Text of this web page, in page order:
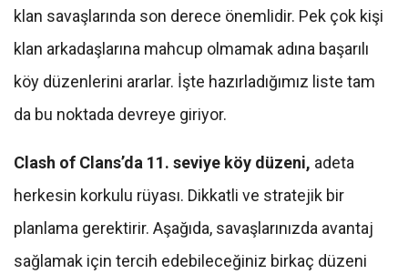
klan savaşlarında son derece önemlidir. Pek çok kişi
klan arkadaşlarına mahcup olmamak adına başarılı
köy düzenlerini ararlar. İşte hazırladığımız liste tam
da bu noktada devreye giriyor.
Clash of Clans’da 11. seviye köy düzeni, adeta
herkesin korkulu rüyası. Dikkatli ve stratejik bir
planlama gerektirir. Aşağıda, savaşlarınızda avantaj
sağlamak için tercih edebileceğiniz birkaç düzeni